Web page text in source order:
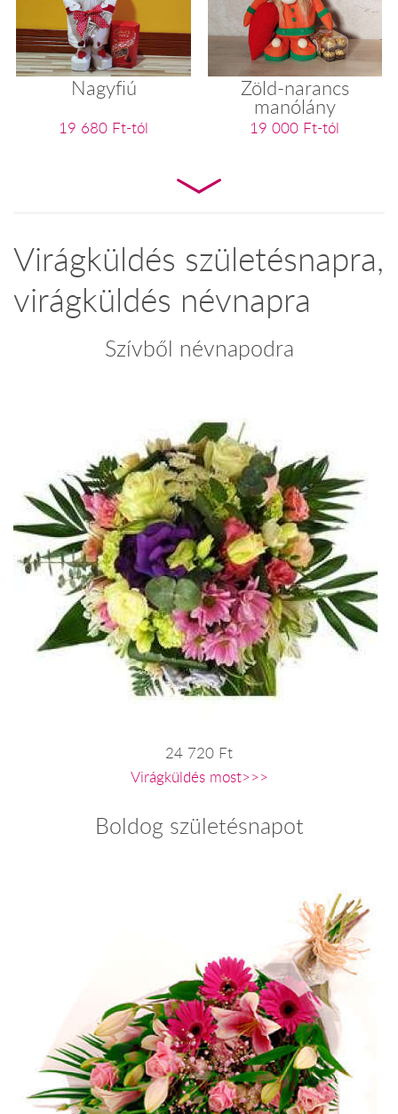
Nagyfiú
19 680 Ft-tól
Zöld-narancs
manólány
19 000 Ft-tól
Virágküldés születésnapra,
virágküldés névnapra
Szívből névnapodra
24 720 Ft
Virágküldés most>>>
Boldog születésnapot